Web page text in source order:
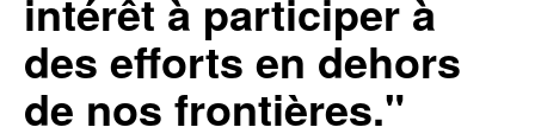
intérêt à participer à
des efforts en dehors
de nos frontières."